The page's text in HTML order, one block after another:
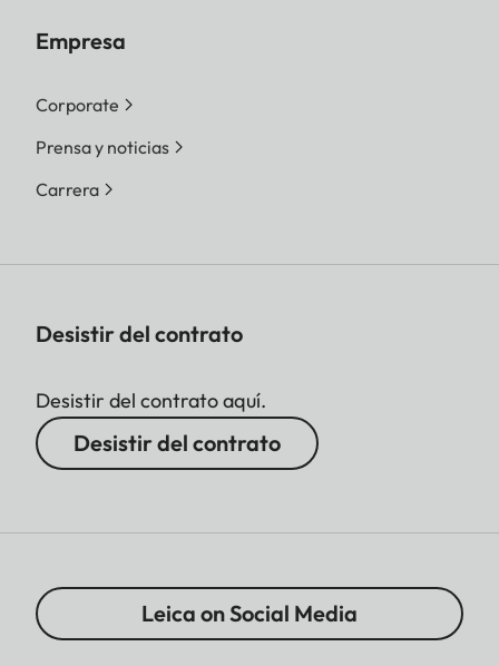
Empresa
Corporate
Prensa y noticias
Carrera
Desistir del contrato
Desistir del contrato aquí.
Desistir del contrato
Leica on Social Media